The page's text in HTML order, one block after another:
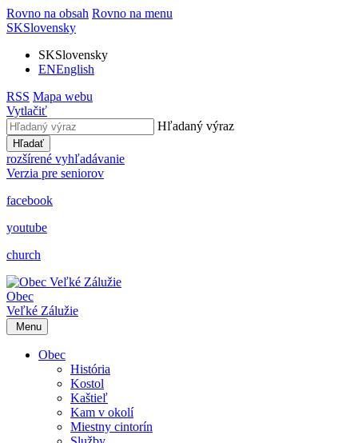
Rovno na obsah Rovno na menu
SKSlovensky
SKSlovensky
ENEnglish
RSS Mapa webu
Vytlačiť
Hľadaný výraz
Hľadať
rozšírené vyhľadávanie
Verzia pre seniorov
facebook
youtube
church
Obec
Veľké Zálužie
Menu
Obec
História
Kostol
Kaštieľ
Kam v okolí
Miestny cintorín